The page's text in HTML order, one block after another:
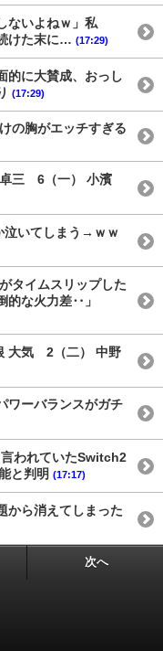
ないよねｗ」私
けた末に… (17:29)
的に大賛成、おっし
(17:29)
の胸がエッチすぎる
卓三 6（一） 小濱
泣いてしまう→ｗｗ
タイムスリップした
的な火力差‥」
大気 2（二） 中野
ワーバランスがガチ
言われていたSwitch2
と判明 (17:17)
から消えてしまった
次へ